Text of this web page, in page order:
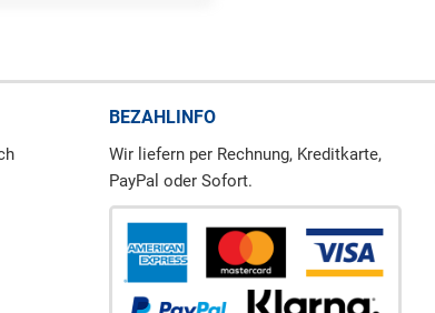
BEZAHLINFO
Wir liefern per Rechnung, Kreditkarte,
PayPal oder Sofort.